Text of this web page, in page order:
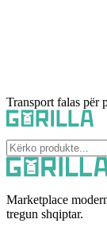
Transport falas për
Marketplace
tregun shqiptar.